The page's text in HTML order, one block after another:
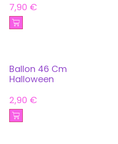
7,90 €
Ballon 46 Cm
Halloween
2,90 €